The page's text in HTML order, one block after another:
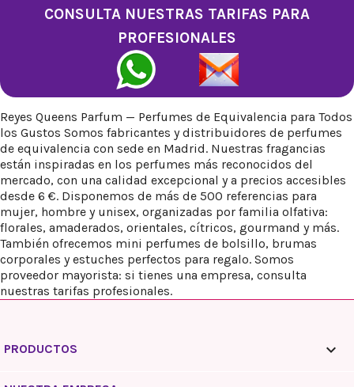
CONSULTA NUESTRAS TARIFAS PARA
PROFESIONALES
Reyes Queens Parfum — Perfumes de Equivalencia para Todos
los Gustos Somos fabricantes y distribuidores de perfumes
de equivalencia con sede en Madrid. Nuestras fragancias
están inspiradas en los perfumes más reconocidos del
mercado, con una calidad excepcional y a precios accesibles
desde 6 €. Disponemos de más de 500 referencias para
mujer, hombre y unisex, organizadas por familia olfativa:
florales, amaderados, orientales, cítricos, gourmand y más.
También ofrecemos mini perfumes de bolsillo, brumas
corporales y estuches perfectos para regalo. Somos
proveedor mayorista: si tienes una empresa, consulta
nuestras tarifas profesionales.
PRODUCTOS 